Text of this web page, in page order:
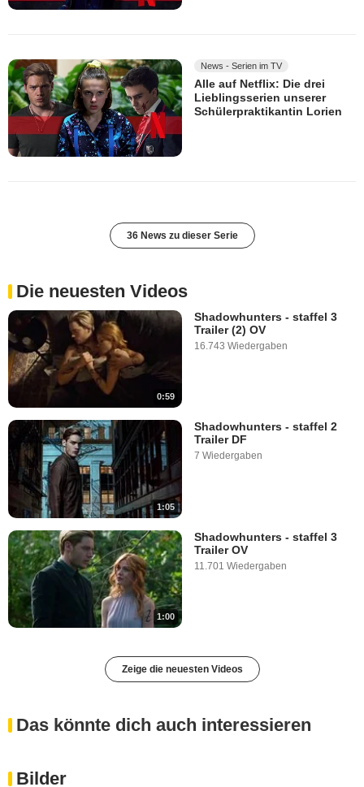
News - Serien im TV
Alle auf Netflix: Die drei
Lieblingsserien unserer
Schülerpraktikantin Lorien
36 News zu dieser Serie
Die neuesten Videos
0:59
Shadowhunters - staffel 3
Trailer (2) OV
16.743 Wiedergaben
1:05
Shadowhunters - staffel 2
Trailer DF
7 Wiedergaben
1:00
Shadowhunters - staffel 3
Trailer OV
11.701 Wiedergaben
Zeige die neuesten Videos
Das könnte dich auch interessieren
Bilder